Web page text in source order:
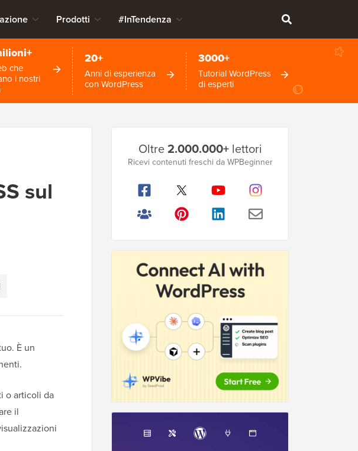
Prodotti #InTendenza
che
i nostri
20+
Anni di esperienza
con WordPress
3000+
Tutorial WordPress
di esperti
sul
È un
o articoli da
il
laterale
principale
Oltre2.000.000+lettori
Ricevi contenuti freschi da WPBeginner